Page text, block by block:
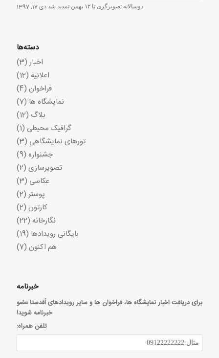
دوسالانه تصویرگری تا ۱۲ بهمن تمدید شد دی 17, 1397
دسته‌ها
اخبار (3)
اعلانیه (12)
فراخوان (4)
نمایشگاه ها (7)
بلاگ (12)
گرافیک محیطی (1)
تورهای نمایشگاهی (3)
جشنواره (9)
تصویرسازی (2)
عکاسی (3)
پوستر (2)
کارتون (2)
نگارخانه (22)
بایگانی رویدادها (19)
هم اکنون (7)
خبرنامه
برای دریافت اخبار نمایشگاه ها، فراخوان ها و سایر رویدادهای اَفدستا عضو
خبرنامه شوید!
تلفن همراه: